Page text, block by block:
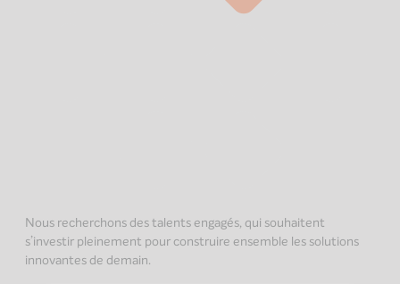
Nous recherchons des talents engagés, qui souhaitent
s’investir pleinement pour construire ensemble les solutions
innovantes de demain.